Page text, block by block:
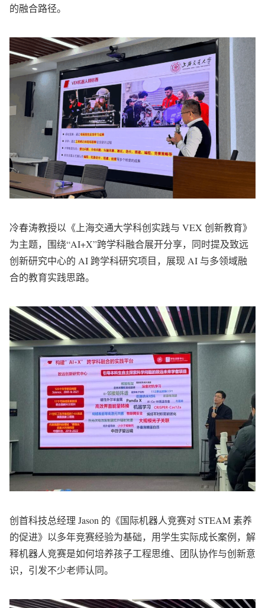
的融合路径。
冷春涛教授以《上海交通大学科创实践与 VEX 创新教育》
为主题，围绕“AI+X”跨学科融合展开分享，同时提及致远
创新研究中心的 AI 跨学科研究项目，展现 AI 与多领域融
合的教育实践思路。
创首科技总经理 Jason 的《国际机器人竞赛对 STEAM 素养
的促进》以多年竞赛经验为基础，用学生实际成长案例，解
释机器人竞赛是如何培养孩子工程思维、团队协作与创新意
识，引发不少老师认同。